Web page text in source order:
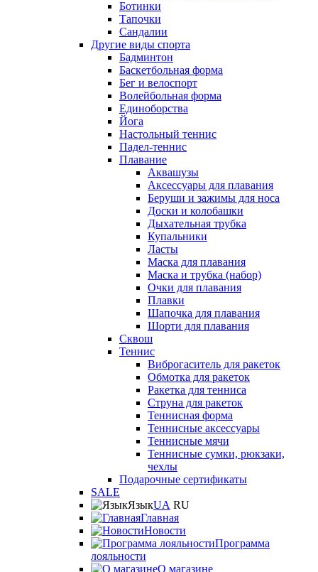
Ботинки
Тапочки
Сандалии
Другие виды спорта
Бадминтон
Баскетбольная форма
Бег и велоспорт
Волейбольная форма
Единоборства
Йога
Настольный теннис
Падел-теннис
Плавание
Аквашузы
Аксессуары для плавания
Беруши и зажимы для носа
Доски и колобашки
Дыхательная трубка
Купальники
Ласты
Маска для плавания
Маска и трубка (набор)
Очки для плавания
Плавки
Шапочка для плавания
Шорти для плавания
Сквош
Теннис
Виброгаситель для ракеток
Обмотка для ракеток
Ракетка для тенниса
Струна для ракеток
Теннисная форма
Теннисные аксессуары
Теннисные мячи
Теннисные сумки, рюкзаки,
чехлы
Подарочные сертификаты
SALE
ЯзыкUA RU
Главная
Новости
Программа
лояльности
О магазине